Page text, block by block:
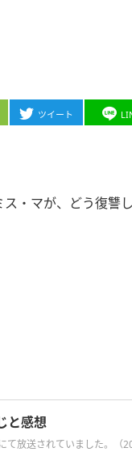
ツイート
・マが、どう復讐
と感想
て放送されていました。（